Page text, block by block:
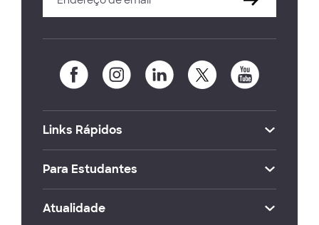
Links Rápidos
Para Estudantes
Atualidade